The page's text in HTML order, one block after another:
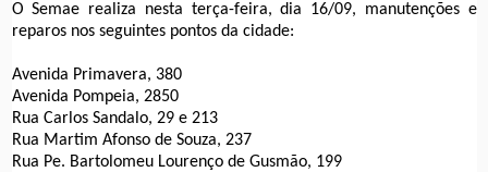
O Semae realiza nesta terça-feira, dia 16/09, manutenções e
reparos nos seguintes pontos da cidade:
Avenida Primavera, 380
Avenida Pompeia, 2850
Rua Carlos Sandalo, 29 e 213
Rua Martim Afonso de Souza, 237
Rua Pe. Bartolomeu Lourenço de Gusmão, 199